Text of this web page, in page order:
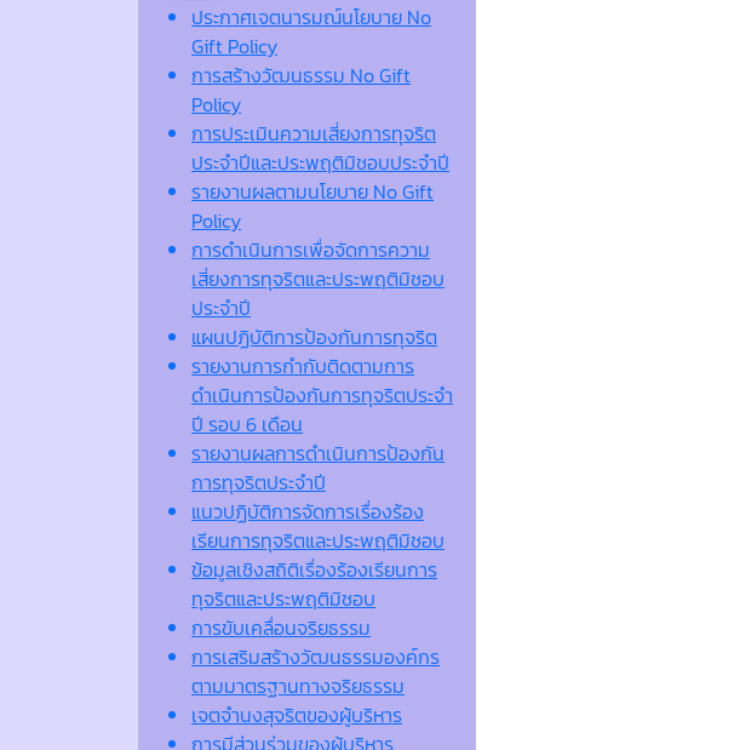
ประกาศเจตนารมณ์นโยบาย No
Gift Policy
การสร้างวัฒนธรรม No Gift
Policy
การประเมินความเสี่ยงการทุจริต
ประจำปีและประพฤติมิชอบประจำปี
รายงานผลตามนโยบาย No Gift
Policy
การดำเนินการเพื่อจัดการความ
เสี่ยงการทุจริตและประพฤติมิชอบ
ประจำปี
แผนปฏิบัติการป้องกันการทุจริต
รายงานการกำกับติดตามการ
ดำเนินการป้องกันการทุจริตประจำ
ปี รอบ 6 เดือน
รายงานผลการดำเนินการป้องกัน
การทุจริตประจำปี
แนวปฏิบัติการจัดการเรื่องร้อง
เรียนการทุจริตและประพฤติมิชอบ
ข้อมูลเชิงสถิติเรื่องร้องเรียนการ
ทุจริตและประพฤติมิชอบ
การขับเคลื่อนจริยธรรม
การเสริมสร้างวัฒนธรรมองค์กร
ตามมาตรฐานทางจริยธรรม
เจตจํานงสุจริตของผู้บริหาร
การมีส่วนร่วมของผู้บริหาร